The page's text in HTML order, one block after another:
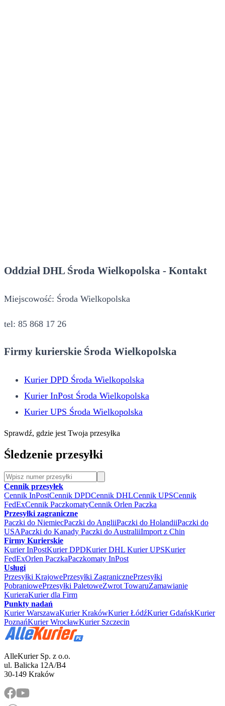
Oddział DHL Środa Wielkopolska - Kontakt
Miejscowość: Środa Wielkopolska
tel: 85 868 17 26
Firmy kurierskie Środa Wielkopolska
Kurier DPD Środa Wielkopolska
Kurier InPost Środa Wielkopolska
Kurier UPS Środa Wielkopolska
Sprawdź, gdzie jest Twoja przesyłka
Śledzenie przesyłki
Cennik przesyłek
Cennik InPostCennik DPDCennik DHLCennik UPSCennik
FedExCennik PaczkomatyCennik Orlen Paczka
Przesyłki zagraniczne
Paczki do NiemiecPaczki do AngliiPaczki do HolandiiPaczki do
USAPaczki do Kanady Paczki do AustraliiImport z Chin
Firmy Kurierskie
Kurier InPostKurier DPDKurier DHL Kurier UPSKurier
FedExOrlen PaczkaPaczkomaty InPost
Usługi
Przesyłki KrajowePrzesyłki ZagranicznePrzesyłki
PobraniowePrzesyłki PaletoweZwrot TowaruZamawianie
KurieraKurier dla Firm
Punkty nadań
Kurier WarszawaKurier KrakówKurier ŁódźKurier GdańskKurier
PoznańKurier WrocławKurier Szczecin
AlleKurier Sp. z o.o.
ul. Balicka 12A/B4
30-149 Kraków